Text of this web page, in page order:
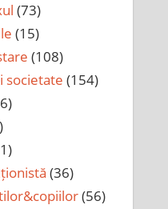
(73)
(15)
(108)
societate (154)
(36)
(56)